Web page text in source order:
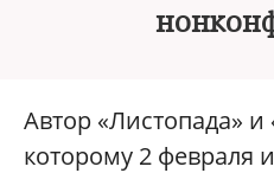
Автор «Листопада»
которому 2 февраля